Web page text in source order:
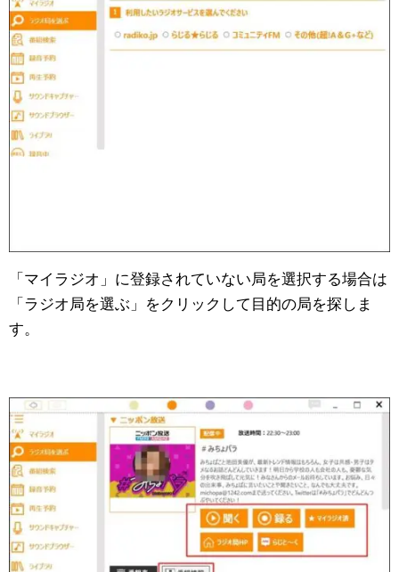
「マイラジオ」に登録されていない局を選択する場合は
「ラジオ局を選ぶ」をクリックして目的の局を探しま
す。